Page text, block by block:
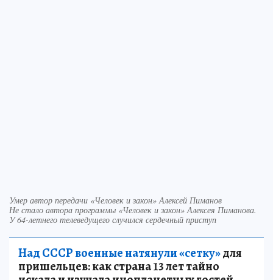
Умер автор передачи «Человек и закон» Алексей Пиманов
Не стало автора программы «Человек и закон» Алексея Пиманова.
У 64-летнего телеведущего случился сердечный приступ
Над СССР военные натянули «сетку»для
пришельцев: как страна 13 лет тайно